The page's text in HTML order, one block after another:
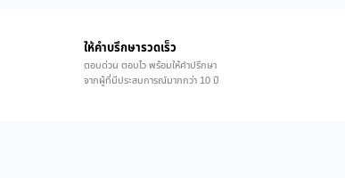
ให้คำบรึกษารวดเร็ว
ตอบด่วน ตอบไว พร้อมให้คำปรึกษา
จากผู้ที่มีประสบการณ์มากกว่า 10 ปี